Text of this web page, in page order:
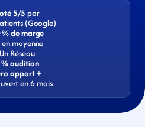
5/5 par
(Google)
% de marge
moyenne
Réseau
% audition
apport +
en 6 mois